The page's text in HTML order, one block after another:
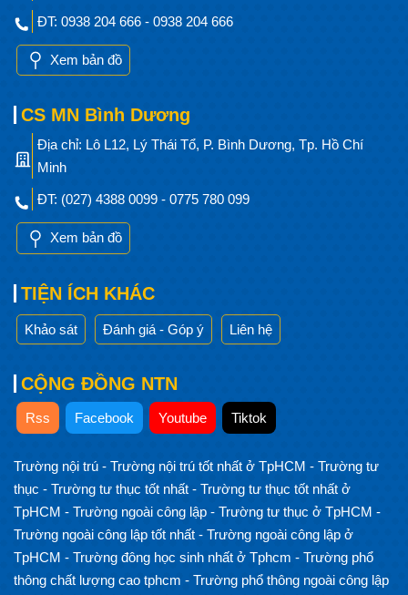
ĐT: 0938 204 666 - 0938 204 666
Xem bản đồ
CS MN Bình Dương
Địa chỉ: Lô L12, Lý Thái Tổ, P. Bình Dương, Tp. Hồ Chí
Minh
ĐT: (027) 4388 0099 - 0775 780 099
Xem bản đồ
TIỆN ÍCH KHÁC
Khảo sát Đánh giá - Góp ý Liên hệ
CỘNG ĐỒNG NTN
Rss Facebook Youtube Tiktok
Trường nội trú - Trường nội trú tốt nhất ở TpHCM - Trường tư
thục - Trường tư thục tốt nhất - Trường tư thục tốt nhất ở
TpHCM - Trường ngoài công lập - Trường tư thục ở TpHCM -
Trường ngoài công lập tốt nhất - Trường ngoài công lập ở
TpHCM - Trường đông học sinh nhất ở Tphcm - Trường phổ
thông chất lượng cao tphcm - Trường phổ thông ngoài công lập